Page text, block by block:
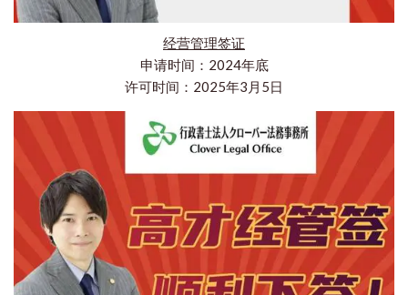
经营管理签证
申请时间：2024年底
许可时间：2025年3月5日